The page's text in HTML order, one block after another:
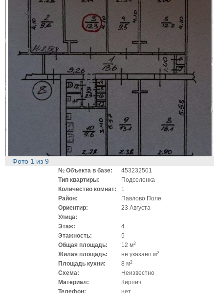
Фото 1 из 9
№ Объекта в базе:
453232501
Тип квартиры:
Подселенка
Количество комнат:
1
Район:
Павлово Поле
Ориентир:
23 Августа
Улица:
Этаж:
4
Этажность:
5
Общая площадь:
12 м2
Жилая площадь: не указано м2
Площадь кухни: 8 м2
Схема:
Неизвестно
Материал:
Кирпич